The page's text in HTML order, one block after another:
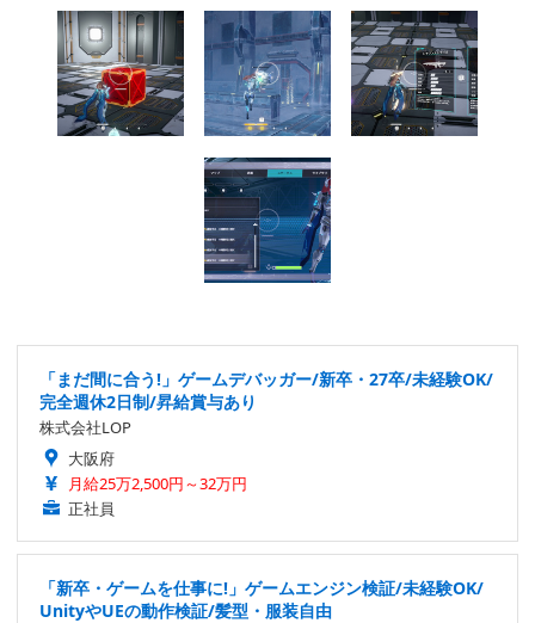
「まだ間に合う!」ゲームデバッガー/新卒・27卒/未経験OK/
完全週休2日制/昇給賞与あり
株式会社LOP
大阪府
月給25万2,500円～32万円
正社員
「新卒・ゲームを仕事に!」ゲームエンジン検証/未経験OK/
UnityやUEの動作検証/髪型・服装自由